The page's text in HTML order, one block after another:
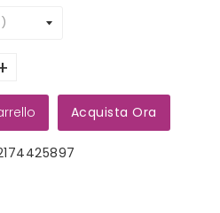
Acquista Ora